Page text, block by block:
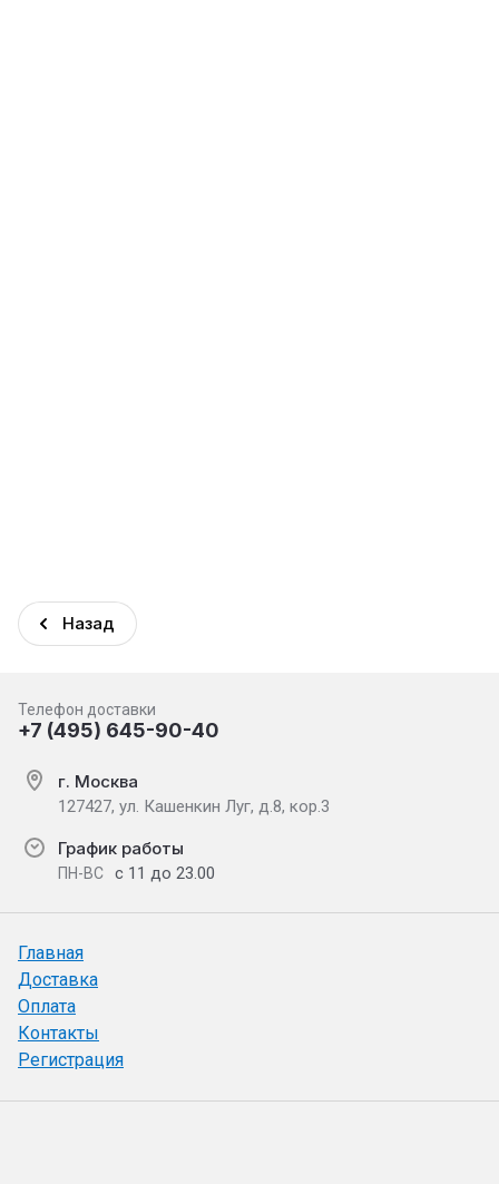
Назад
Телефон доставки
+7 (495) 645-90-40
г. Москва
127427, ул. Кашенкин Луг, д.8, кор.3
График работы
ПН-ВС с 11 до 23.00
Главная
Доставка
Оплата
Контакты
Регистрация